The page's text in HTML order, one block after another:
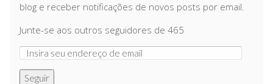
blog e receber notificações de novos posts por email.
Junte-se aos outros seguidores de 465
Seguir